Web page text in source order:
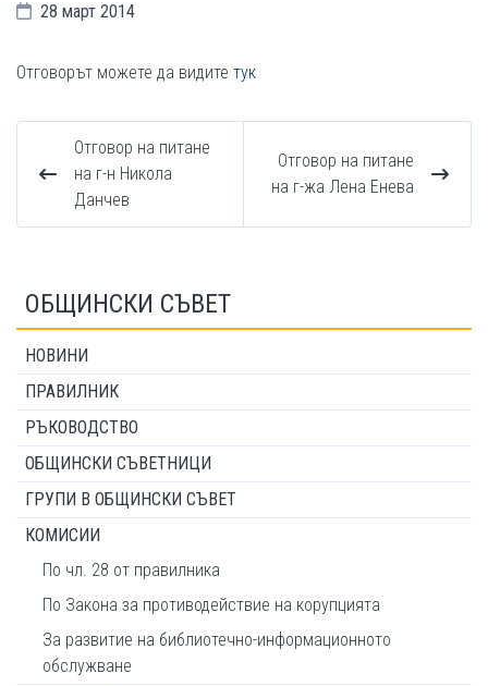
28 март 2014
Отговорът можете да видите тук
Отговор на питане
на г-н Никола
Данчев
Отговор на питане
на г-жа Лена Енева
ОБЩИНСКИ СЪВЕТ
НОВИНИ
ПРАВИЛНИК
РЪКОВОДСТВО
ОБЩИНСКИ СЪВЕТНИЦИ
ГРУПИ В ОБЩИНСКИ СЪВЕТ
КОМИСИИ
По чл. 28 от правилника
По Закона за противодействие на корупцията
За развитие на библиотечно-информационното
обслужване